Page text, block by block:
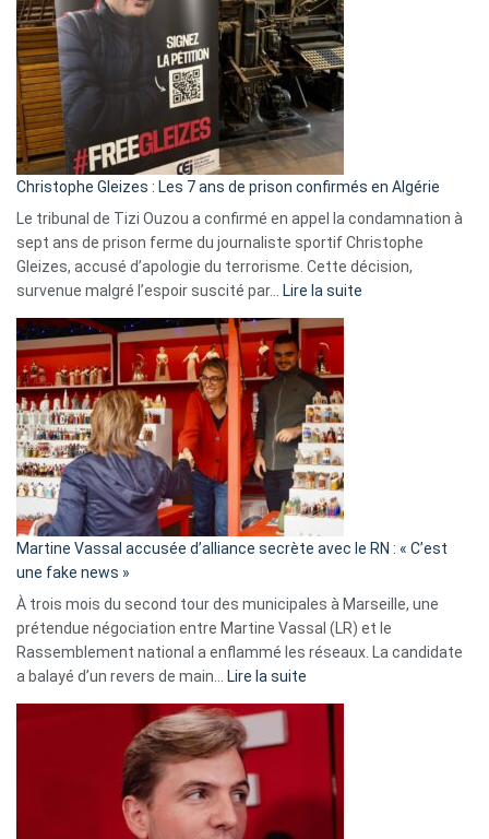
Irlande
et
Slovénie
rejettent
la
présence
d’Israël
Christophe Gleizes : Les 7 ans de prison confirmés en Algérie
Le tribunal de Tizi Ouzou a confirmé en appel la condamnation à
sept ans de prison ferme du journaliste sportif Christophe
Gleizes, accusé d’apologie du terrorisme. Cette décision,
survenue malgré l’espoir suscité par… Lire la suite
Algérie
Martine Vassal accusée d’alliance secrète avec le RN : « C’est
une fake news »
À trois mois du second tour des municipales à Marseille, une
prétendue négociation entre Martine Vassal (LR) et le
Rassemblement national a enflammé les réseaux. La candidate
a balayé d’un revers de main… Lire la suite
Martine
Vassal
d’alliance
secrète